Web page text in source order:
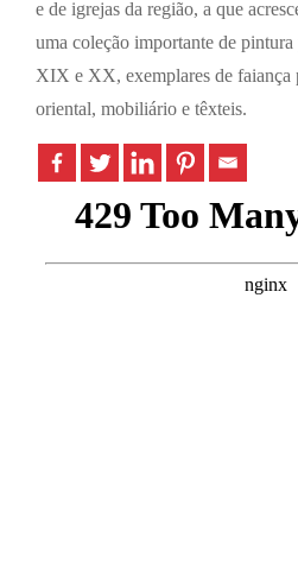
e de igrejas da região, a que
uma coleção importante de pintura
XIX e XX, exemplares de faiança
oriental, mobiliário e têxteis.